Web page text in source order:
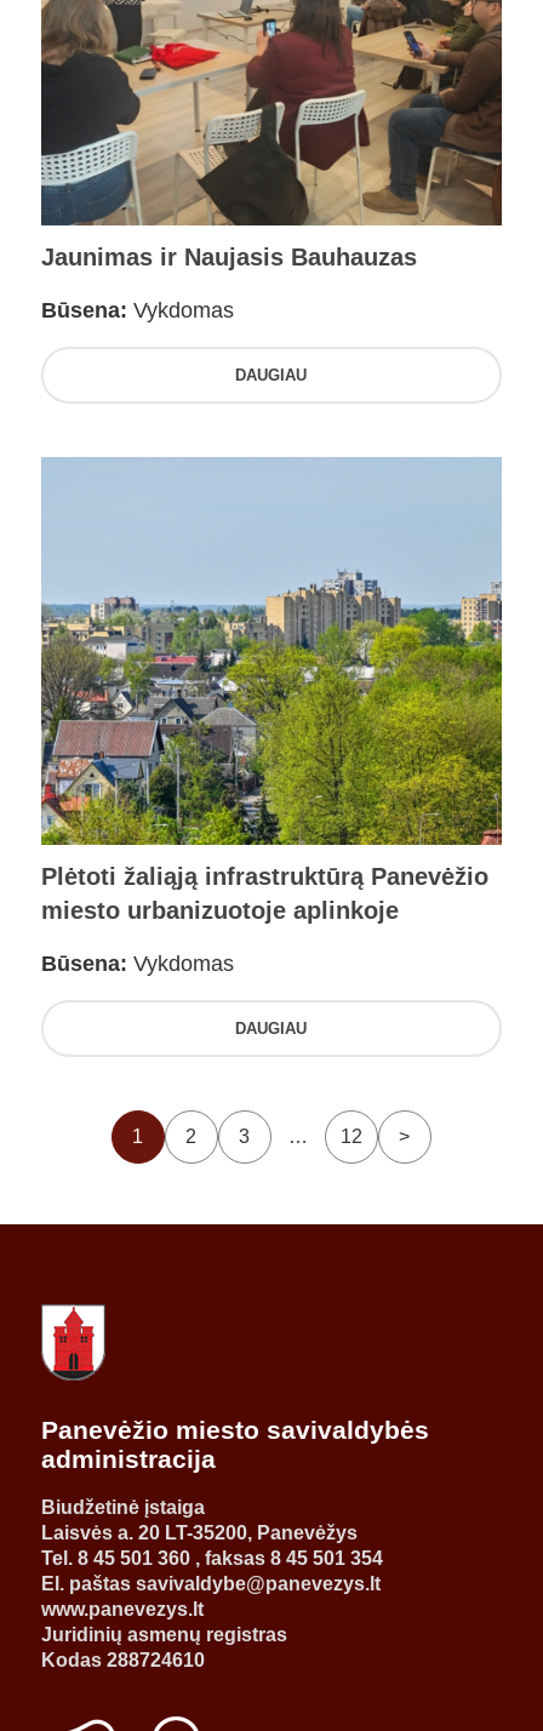
Jaunimas ir Naujasis Bauhauzas
Būsena: Vykdomas
DAUGIAU
Plėtoti žaliąją infrastruktūrą Panevėžio
miesto urbanizuotoje aplinkoje
Būsena: Vykdomas
DAUGIAU
1 2 3 … 12 >
Panevėžio miesto savivaldybės
administracija
Biudžetinė įstaiga
Laisvės a. 20 LT-35200, Panevėžys
Tel. 8 45 501 360 , faksas 8 45 501 354
El. paštas savivaldybe@panevezys.lt
www.panevezys.lt
Juridinių asmenų registras
Kodas 288724610